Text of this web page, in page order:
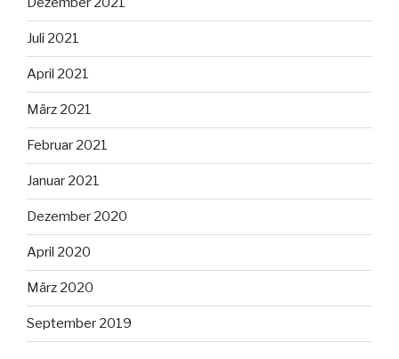
Juli 2021
April 2021
März 2021
Februar 2021
Januar 2021
Dezember 2020
April 2020
März 2020
September 2019